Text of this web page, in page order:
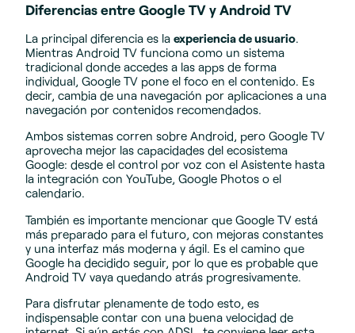
Diferencias entre Google TV y Android TV
La principal diferencia es la experiencia de usuario.
Mientras Android TV funciona como un sistema
tradicional donde accedes a las apps de forma
individual, Google TV pone el foco en el contenido. Es
decir, cambia de una navegación por aplicaciones a una
navegación por contenidos recomendados.
Ambos sistemas corren sobre Android, pero Google TV
aprovecha mejor las capacidades del ecosistema
Google: desde el control por voz con el Asistente hasta
la integración con YouTube, Google Photos o el
calendario.
También es importante mencionar que Google TV está
más preparado para el futuro, con mejoras constantes
y una interfaz más moderna y ágil. Es el camino que
Google ha decidido seguir, por lo que es probable que
Android TV vaya quedando atrás progresivamente.
Para disfrutar plenamente de todo esto, es
indispensable contar con una buena velocidad de